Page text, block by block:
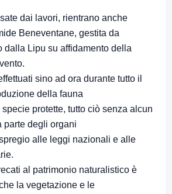
dai lavori, rientrano anche
Beneventane, gestita da
dalla Lipu su affidamento della
sino ad ora durante tutto il
della fauna
protette, tutto ciò senza alcun
parte degli organi
alle leggi nazionali e alle
al patrimonio naturalistico è
la vegetazione e le